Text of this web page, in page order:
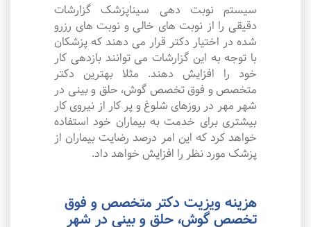
سیستم نوبت دهی سیناپزشک گزارشات
دقیقی را از نوبت های خالی و نوبت های رزرو
شده در اختیار دکتر قرار می دهند که پزشکان
با توجه به این گزارشات می توانند بازدهی کار
خود را افزایش دهند. مثلا بهترین دکتر
متخصص و فوق تخصص گوش، حلق و بینی در
شهر مهر در روزهای شلوغ و پر کار از نیروی کار
بیشتری برای خدمت به بیماران خود استفاده
خواهد کرد که این امر درصد رضایت بیماران از
پزشک مورد نظر را افزایش خواهد داد.
هزینه ویزیت دکتر متخصص و فوق
تخصص گوش، حلق و بینی در شهر